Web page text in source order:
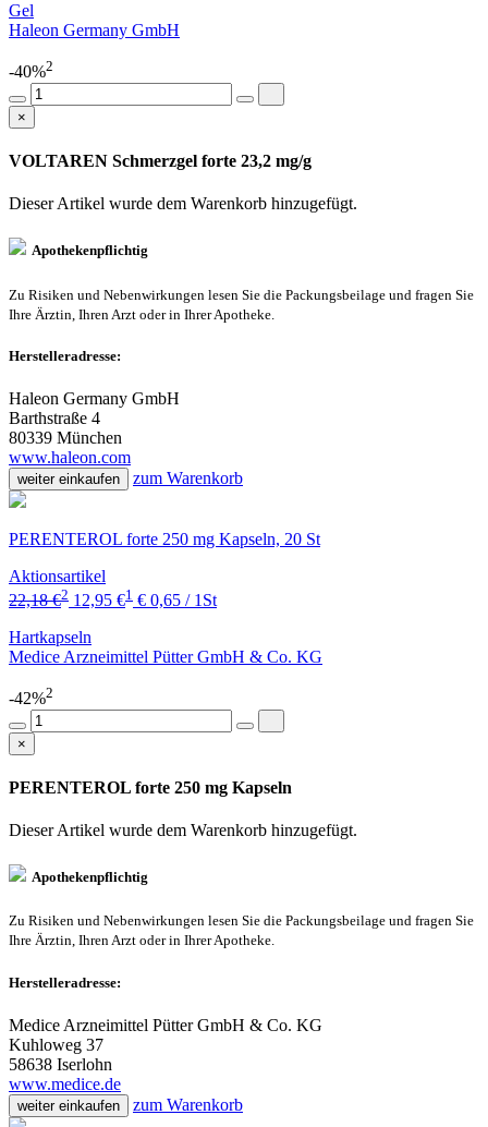
Gel
Haleon Germany GmbH
-40%2
×
VOLTAREN Schmerzgel forte 23,2 mg/g
Dieser Artikel wurde dem Warenkorb hinzugefügt.
Apothekenpflichtig
Zu Risiken und Nebenwirkungen lesen Sie die Packungsbeilage und fragen Sie
Ihre Ärztin, Ihren Arzt oder in Ihrer Apotheke.
Herstelleradresse:
Haleon Germany GmbH
Barthstraße 4
80339 München
www.haleon.com
weiter einkaufen zum Warenkorb
PERENTEROL forte 250 mg Kapseln, 20 St
Aktionsartikel
22,18 €2 12,95 €1 € 0,65 / 1St
Hartkapseln
Medice Arzneimittel Pütter GmbH & Co. KG
-42%2
×
PERENTEROL forte 250 mg Kapseln
Dieser Artikel wurde dem Warenkorb hinzugefügt.
Apothekenpflichtig
Zu Risiken und Nebenwirkungen lesen Sie die Packungsbeilage und fragen Sie
Ihre Ärztin, Ihren Arzt oder in Ihrer Apotheke.
Herstelleradresse:
Medice Arzneimittel Pütter GmbH & Co. KG
Kuhloweg 37
58638 Iserlohn
www.medice.de
weiter einkaufen zum Warenkorb